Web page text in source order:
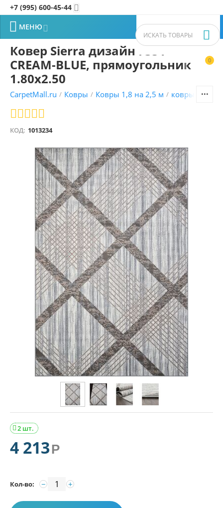
+7 (995) 600-45-44 
0



 МЕНЮ
Ковер Sierra дизайн F351
CREAM-BLUE, прямоугольник
1.80x2.50
CarpetMall.ru / Ковры / Ковры 1,8 на 2,5 м / ковры
КОД: 1013234
2 шт.

4 213Р
Кол-во: +
−